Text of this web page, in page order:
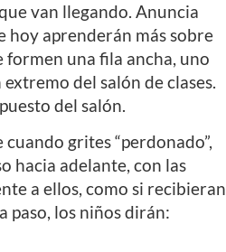
van llegando. Anuncia
hoy aprenderán más sobre
formen una fila ancha, uno
del salón de clases.
del salón.
grites “perdonado”,
hacia adelante, con las
a ellos, como si recibieran
paso, los niños dirán: